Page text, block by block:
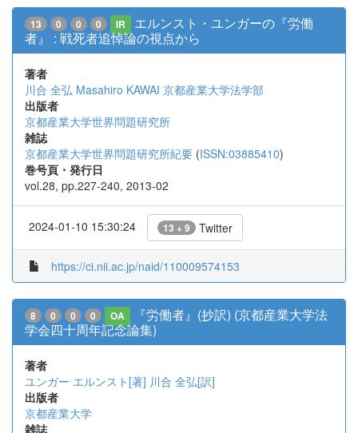
13 0 0 0 IR
エルンスト・ユンガーの『労働
者』 : 戦死者追悼論の視点から
著者
川合 全弘 Masahiro KAWAI 京都産業大学法学部
出版者
京都産業大学世界問題研究所
雑誌
京都産業大学世界問題研究所紀要 (ISSN:03885410)
巻号頁・発行日
vol.28, pp.227-240, 2013-02
2024-01-10 15:30:24 13 + 9 Twitter
https://ci.nii.ac.jp/naid/110009574153
8 0 0 0 OA
『労働者』(抄訳) (京都産業大学法
学会四十周年記念論集)
著者
ユンガー エルンスト[著] 川合 全弘[訳]
出版者
京都産業大学
雑誌